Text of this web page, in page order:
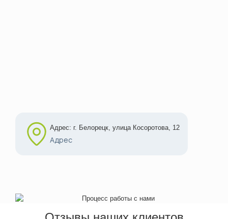
Адрес: г. Белорецк, улица Косоротова, 12
Адрес